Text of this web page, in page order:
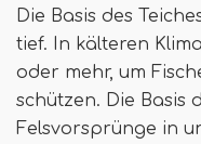
Die Basis des
tief. In kälteren
oder mehr, um
schützen. Die Basis
Felsvorsprünge in